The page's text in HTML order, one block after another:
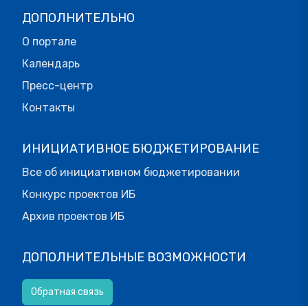
ДОПОЛНИТЕЛЬНО
О портале
Календарь
Пресс-центр
Контакты
ИНИЦИАТИВНОЕ БЮДЖЕТИРОВАНИЕ
Все об инициативном бюджетировании
Конкурс проектов ИБ
Архив проектов ИБ
ДОПОЛНИТЕЛЬНЫЕ ВОЗМОЖНОСТИ
Обратная связь